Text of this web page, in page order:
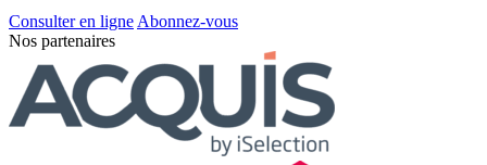
Consulter en ligne Abonnez-vous
Nos partenaires